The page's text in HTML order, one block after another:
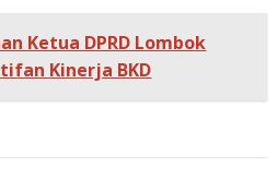
Ketua DPRD Lombok
Kinerja BKD